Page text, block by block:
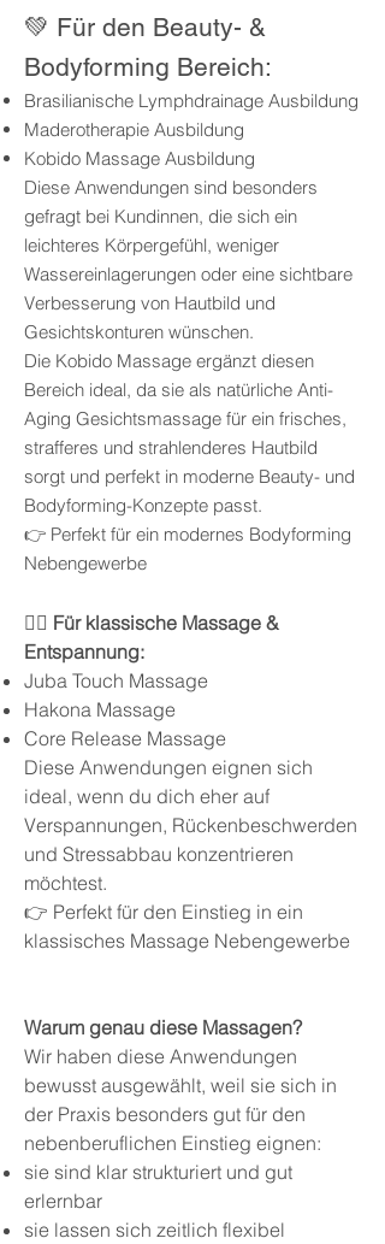
💚 Für den Beauty- &
Bodyforming Bereich:
Brasilianische Lymphdrainage Ausbildung
Maderotherapie Ausbildung
Kobido Massage Ausbildung
Diese Anwendungen sind besonders
gefragt bei Kundinnen, die sich ein
leichteres Körpergefühl, weniger
Wassereinlagerungen oder eine sichtbare
Verbesserung von Hautbild und
Gesichtskonturen wünschen.
Die Kobido Massage ergänzt diesen
Bereich ideal, da sie als natürliche Anti-
Aging Gesichtsmassage für ein frisches,
strafferes und strahlenderes Hautbild
sorgt und perfekt in moderne Beauty- und
Bodyforming-Konzepte passt.
👉 Perfekt für ein modernes Bodyforming
Nebengewerbe
💆‍♀️ Für klassische Massage &
Entspannung:
Juba Touch Massage
Hakona Massage
Core Release Massage
Diese Anwendungen eignen sich
ideal, wenn du dich eher auf
Verspannungen, Rückenbeschwerden
und Stressabbau konzentrieren
möchtest.
👉 Perfekt für den Einstieg in ein
klassisches Massage Nebengewerbe
Warum genau diese Massagen?
Wir haben diese Anwendungen
bewusst ausgewählt, weil sie sich in
der Praxis besonders gut für den
nebenberuflichen Einstieg eignen:
sie sind klar strukturiert und gut
erlernbar
sie lassen sich zeitlich flexibel